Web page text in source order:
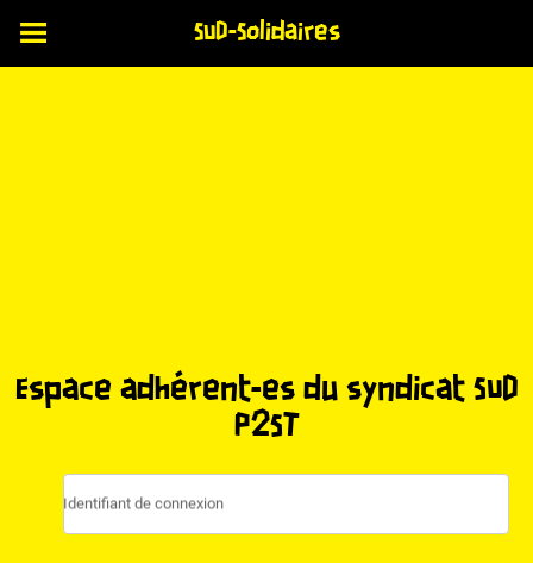
SUD-Solidaires
Espace adhérent-es du syndicat SUD
P2ST
Identifiant de connexion